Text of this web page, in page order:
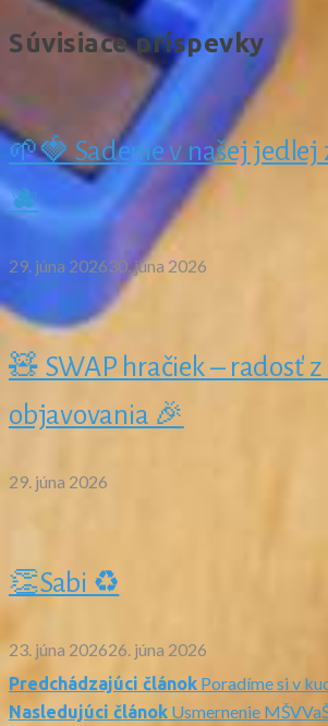
Súvisiace príspevky
🌱🍓 Sadenie v našej jedlej
🫐
29. júna 202630. júna 2026
🧸 SWAP hračiek – radosť
objavovania 🎉
29. júna 2026
👏Sabi ♻️
23. júna 202626. júna 2026
Navigácia
Predchádzajúci článok Poradíme si v
Nasledujúci článok Usmernenie